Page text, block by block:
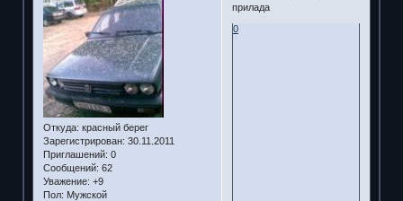
Откуда: красный берег
Зарегистрирован: 30.11.2011
Приглашений: 0
Сообщений: 62
Уважение: +9
Пол: Мужской
прилада
0